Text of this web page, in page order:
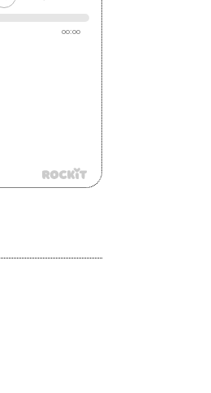
00:00